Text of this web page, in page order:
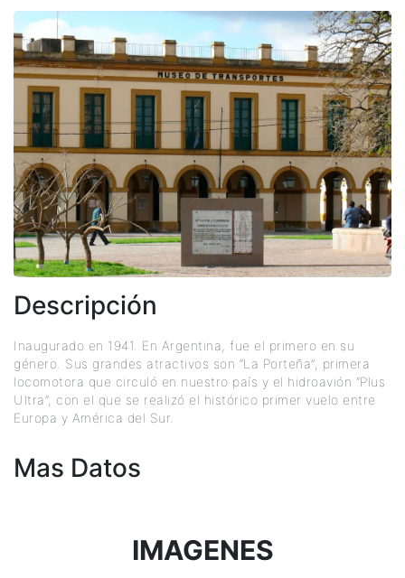
Descripción
Inaugurado en 1941. En Argentina, fue el primero en su
género. Sus grandes atractivos son “La Porteña”, primera
locomotora que circuló en nuestro país y el hidroavión “Plus
Ultra”, con el que se realizó el histórico primer vuelo entre
Europa y América del Sur.
Mas Datos
IMAGENES